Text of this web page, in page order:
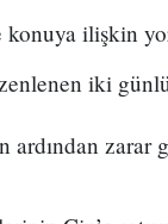
konuya ilişkin
iki
ardından